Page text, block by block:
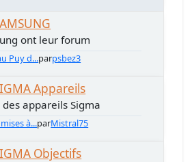
ont leur forum
Puy d...parpsbez3
Appareils
des appareils Sigma
à...parMistral75
Objectifs